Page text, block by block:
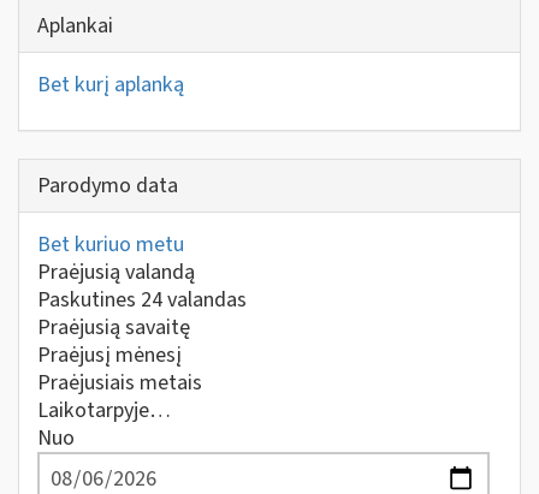
Aplankai
Bet kurį aplanką
Parodymo data
Bet kuriuo metu
Praėjusią valandą
Paskutines 24 valandas
Praėjusią savaitę
Praėjusį mėnesį
Praėjusiais metais
Laikotarpyje…
Nuo